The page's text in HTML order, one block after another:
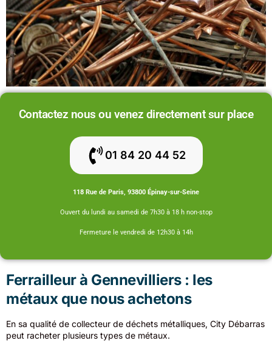
Contactez nous ou venez directement sur place
01 84 20 44 52
118 Rue de Paris, 93800 Épinay-sur-Seine
Ouvert du lundi au samedi de 7h30 à 18 h non-stop
Fermeture le vendredi de 12h30 à 14h
Ferrailleur à Gennevilliers : les
métaux que nous achetons
En sa qualité de collecteur de déchets métalliques, City Débarras
peut racheter plusieurs types de métaux.